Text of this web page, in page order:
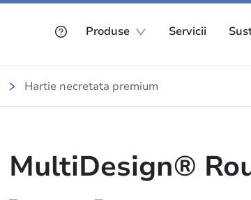
Produse Servicii
Hartie necretata premium
MultiDesign®